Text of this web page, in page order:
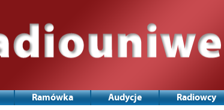
Ramówka Audycje Radiowcy